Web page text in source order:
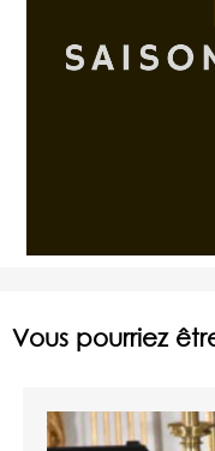
Vous pourriez